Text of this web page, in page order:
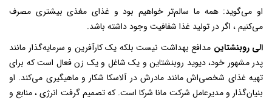
او می‌گوید: همه ما سالم‌تر خواهیم بود و غذای مغذی بیشتری مصرف
می‌کنیم ، اگر در تولید غذا شفافیت وجود داشته باشد.
الی روبنشتاین مدافع بهداشت نیست بلکه یک کارآفرین و سرمایه‌گذار مانند
پدر مشهور خود، دیوید روبنشتاین و یک شاغل و یک زن فعال است که برای
تهیه غذای شخصی‌اش مانند مادرش در آلاسکا شکار و ماهیگیری می‌کند. او
بنیان‌گذار و مدیرعامل شرکت مانا شرکا است. که تصمیم گرفت انرژی ، منابع و